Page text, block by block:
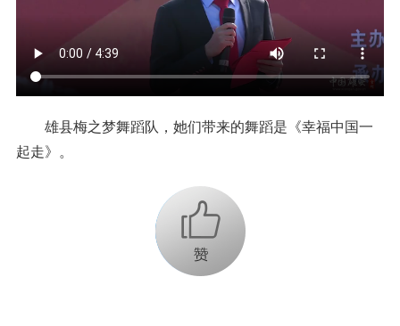
雄县梅之梦舞蹈队，她们带来的舞蹈是《幸福中国一
起走》。
+1